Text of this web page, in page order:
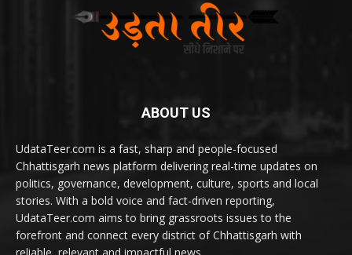
ABOUT US
UdataTeer.com is a fast, sharp and people-focused
Chhattisgarh news platform delivering real-time updates on
politics, governance, development, culture, sports and local
stories. With a bold voice and fact-driven reporting,
UdataTeer.com aims to bring grassroots issues to the
forefront and connect every district of Chhattisgarh with